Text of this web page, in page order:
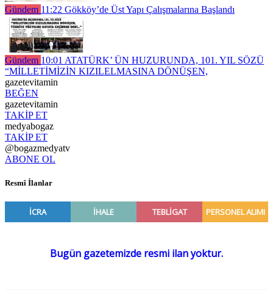
Gündem 11:22 Gökköy’de Üst Yapı Çalışmalarına Başlandı
Gündem 10:01 ATATÜRK’ ÜN HUZURUNDA, 101. YIL SÖZÜ
“MİLLETİMİZİN KIZILELMASINA DÖNÜŞEN,
gazetevitamin
BEĞEN
gazetevitamin
TAKİP ET
medyabogaz
TAKİP ET
@bogazmedyatv
ABONE OL
Resmî İlanlar